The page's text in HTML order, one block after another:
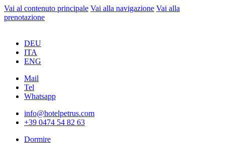
Vai al contenuto principale Vai alla navigazione Vai alla
prenotazione
DEU
ITA
ENG
Mail
Tel
Whatsapp
info@hotelpetrus.com
+39 0474 54 82 63
Dormire